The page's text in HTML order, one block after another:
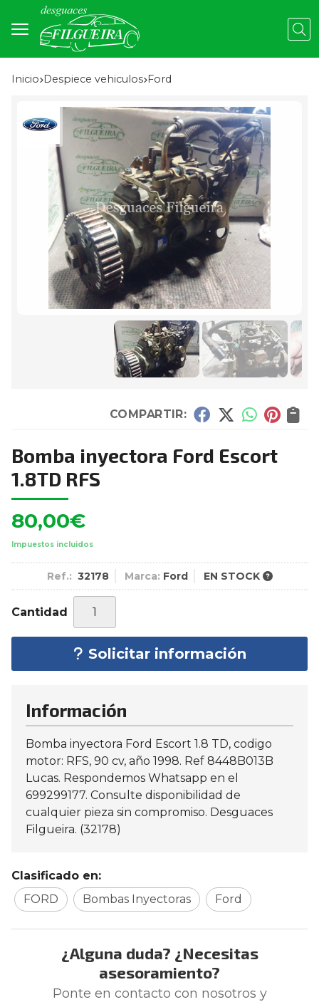
Inicio despiece vehiculos ford
COMPARTIR:
Bomba inyectora Ford Escort
1.8TD RFS
80,00€
Impuestos incluidos
Ref.: 32178 Marca: Ford EN STOCK
Cantidad
Solicitar información
Información
Bomba inyectora Ford Escort 1.8 TD, codigo
motor: RFS, 90 cv, año 1998. Ref 8448B013B
Lucas. Respondemos Whatsapp en el
699299177. Consulte disponibilidad de
cualquier pieza sin compromiso. Desguaces
Filgueira. (32178)
Clasificado en:
FORD
Bombas Inyectoras Ford
¿Alguna duda? ¿Necesitas
asesoramiento?
Ponte en contacto con nosotros y